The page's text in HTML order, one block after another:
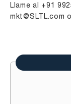
Llame al +91
mkt@SLTL.com